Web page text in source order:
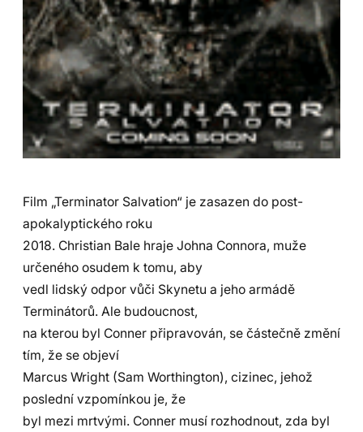
Film „Terminator Salvation“ je zasazen do post-
apokalyptického roku
2018. Christian Bale hraje Johna Connora, muže
určeného osudem k tomu, aby
vedl lidský odpor vůči Skynetu a jeho armádě
Terminátorů. Ale budoucnost,
na kterou byl Conner připravován, se částečně změní
tím, že se objeví
Marcus Wright (Sam Worthington), cizinec, jehož
poslední vzpomínkou je, že
byl mezi mrtvými. Conner musí rozhodnout, zda byl